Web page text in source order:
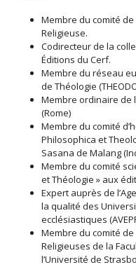
Membre du comité
Religieuse.
Codirecteur de la
Éditions du Cerf.
Membre du réseau
de Théologie
Membre ordinaire de
(Rome)
Membre du comité
Philosophica et
Sasana de Malang
Membre du comité
et Théologie » aux
Expert auprès de
la qualité des
ecclésiastiques
Membre du comité
Religieuses de la
l’Université de